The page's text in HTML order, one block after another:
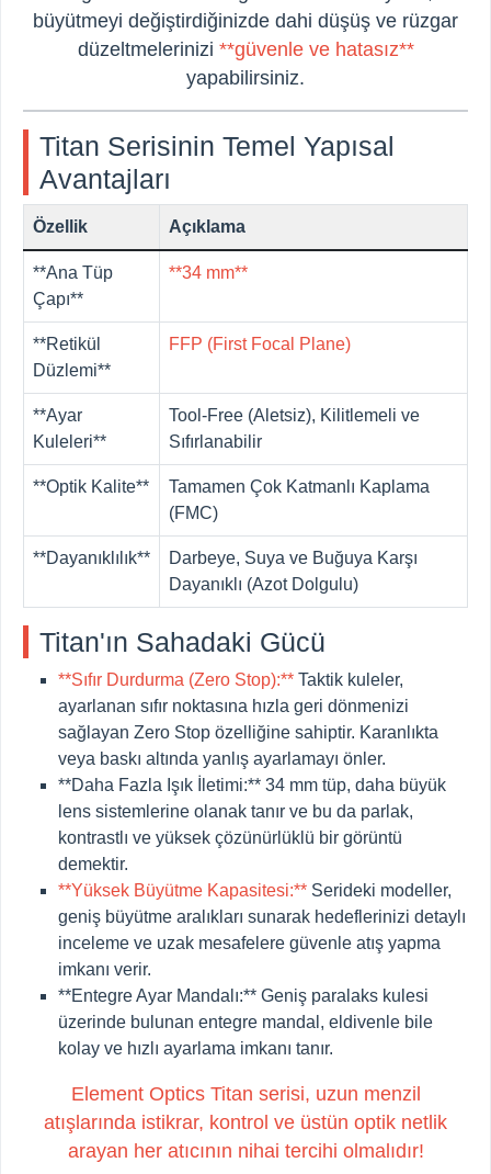
büyütmeyi değiştirdiğinizde dahi düşüş ve rüzgar
düzeltmelerinizi **güvenle ve hatasız**
yapabilirsiniz.
Titan Serisinin Temel Yapısal
Avantajları
Özellik Açıklama
**Ana Tüp
Çapı**
**34 mm**
**Retikül
Düzlemi**
FFP (First Focal Plane)
**Ayar
Kuleleri**
Tool-Free (Aletsiz), Kilitlemeli ve
Sıfırlanabilir
**Optik Kalite**
Tamamen Çok Katmanlı Kaplama
(FMC)
**Dayanıklılık**
Darbeye, Suya ve Buğuya Karşı
Dayanıklı (Azot Dolgulu)
Titan'ın Sahadaki Gücü
**Sıfır Durdurma (Zero Stop):** Taktik kuleler,
ayarlanan sıfır noktasına hızla geri dönmenizi
sağlayan Zero Stop özelliğine sahiptir. Karanlıkta
veya baskı altında yanlış ayarlamayı önler.
**Daha Fazla Işık İletimi:** 34 mm tüp, daha büyük
lens sistemlerine olanak tanır ve bu da parlak,
kontrastlı ve yüksek çözünürlüklü bir görüntü
demektir.
**Yüksek Büyütme Kapasitesi:** Serideki modeller,
geniş büyütme aralıkları sunarak hedeflerinizi detaylı
inceleme ve uzak mesafelere güvenle atış yapma
imkanı verir.
**Entegre Ayar Mandalı:** Geniş paralaks kulesi
üzerinde bulunan entegre mandal, eldivenle bile
kolay ve hızlı ayarlama imkanı tanır.
Element Optics Titan serisi, uzun menzil
atışlarında istikrar, kontrol ve üstün optik netlik
arayan her atıcının nihai tercihi olmalıdır!